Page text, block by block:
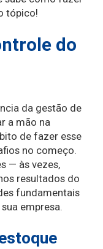
tópico!
do
da gestão de
a mão na
de fazer esse
no começo.
— às vezes,
resultados do
fundamentais
empresa.